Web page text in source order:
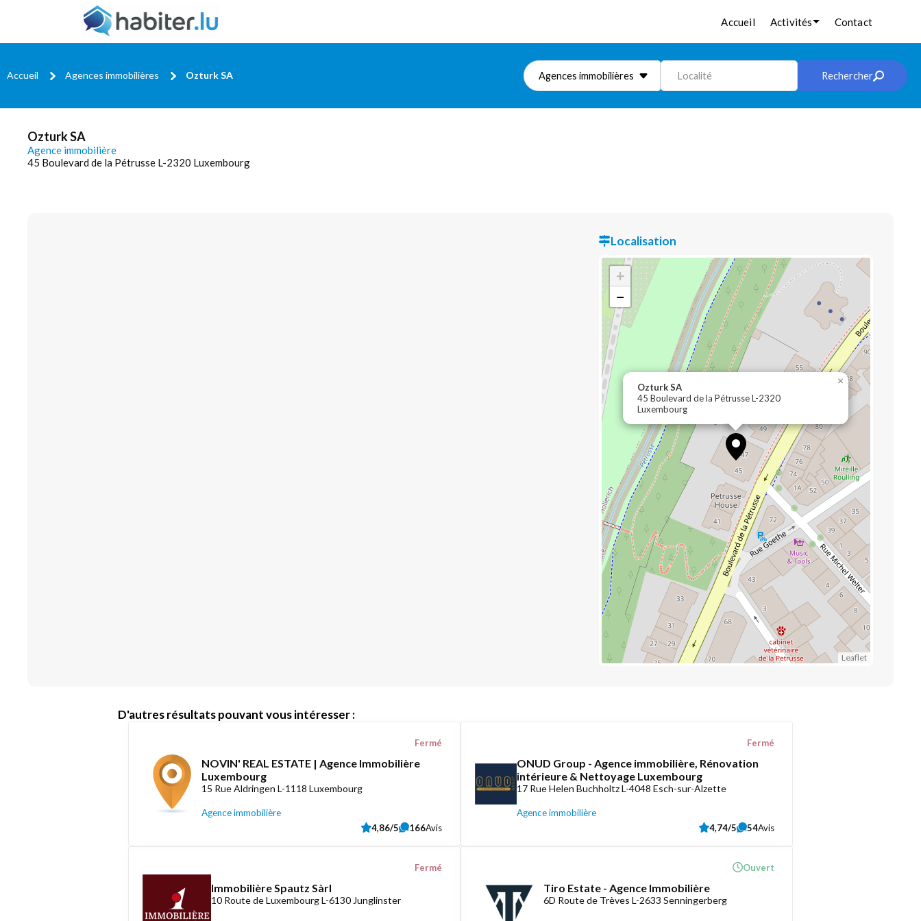
Accueil Activités Contact
Accueil Agences immobilières Ozturk SA Agences immobilières Localité Rechercher
Ozturk SA
Agence immobilière
45 Boulevard de la Pétrusse L-2320 Luxembourg
Localisation
Ozturk SA
45 Boulevard de la Pétrusse L-2320
Luxembourg
×
+
−
Leaflet
D'autres résultats pouvant vous intéresser :
NOVIN' REAL ESTATE | Agence Immobilière
Luxembourg
15 Rue Aldringen L-1118 Luxembourg
Agence immobilière
Fermé
4,86/5 166Avis
ONUD Group - Agence immobilière, Rénovation
intérieure & Nettoyage Luxembourg
17 Rue Helen Buchholtz L-4048 Esch-sur-Alzette
Agence immobilière
Fermé
4,74/5 54Avis
Immobilière Spautz Sàrl
10 Route de Luxembourg L-6130 Junglinster
Fermé
Tiro Estate - Agence Immobilière
6D Route de Trèves L-2633 Senningerberg
Ouvert